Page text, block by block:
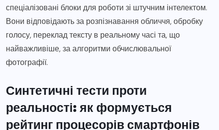
спеціалізовані блоки для роботи зі штучним інтелектом.
Вони відповідають за розпізнавання обличчя, обробку
голосу, переклад тексту в реальному часі та, що
найважливіше, за алгоритми обчислювальної
фотографії.
Синтетичні тести проти
реальності: як формується
рейтинг процесорів смартфонів